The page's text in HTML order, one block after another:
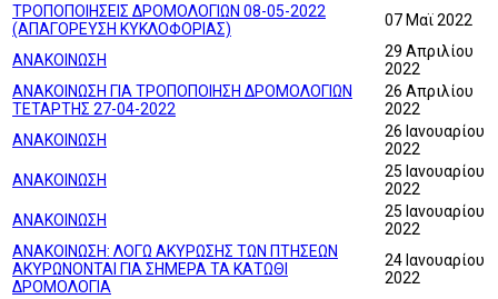
ΤΡΟΠΟΠΟΙΗΣΕΙΣ ΔΡΟΜΟΛΟΓΙΩΝ 08-05-2022
(ΑΠΑΓΟΡΕΥΣΗ ΚΥΚΛΟΦΟΡΙΑΣ)
07 Μαϊ 2022
ΑΝΑΚΟΙΝΩΣΗ
29 Απριλίου
2022
ΑΝΑΚΟΙΝΩΣΗ ΓΙΑ ΤΡΟΠΟΠΟΙΗΣΗ ΔΡΟΜΟΛΟΓΙΩΝ
ΤΕΤΑΡΤΗΣ 27-04-2022
26 Απριλίου
2022
ΑΝΑΚΟΙΝΩΣΗ
26 Ιανουαρίου
2022
ΑΝΑΚΟΙΝΩΣΗ
25 Ιανουαρίου
2022
ΑΝΑΚΟΙΝΩΣΗ
25 Ιανουαρίου
2022
ΑΝΑΚΟΙΝΩΣΗ: ΛΟΓΩ ΑΚΥΡΩΣΗΣ ΤΩΝ ΠΤΗΣΕΩΝ
ΑΚΥΡΩΝΟΝΤΑΙ ΓΙΑ ΣΗΜΕΡΑ ΤΑ ΚΑΤΩΘΙ
ΔΡΟΜΟΛΟΓΙΑ
24 Ιανουαρίου
2022